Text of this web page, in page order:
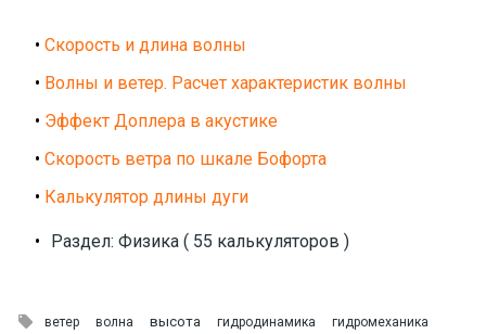
• Скорость и длина волны
• Волны и ветер. Расчет характеристик волны
• Эффект Доплера в акустике
• Скорость ветра по шкале Бофорта
• Калькулятор длины дуги
• Раздел: Физика ( 55 калькуляторов )
 ветер волна высота гидродинамика гидромеханика